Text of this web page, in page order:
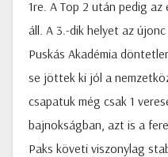
1re. A Top 2 után pedig
áll. A 3.-dik helyet az
Puskás Akadémia
se jöttek ki jól a
csapatuk még csak 1
bajnokságban, azt is a
Paks követi viszonylag